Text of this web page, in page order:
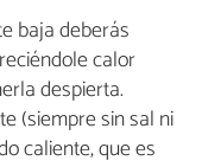
baja deberás
calor
despierta.
(siempre sin sal ni
caliente, que es